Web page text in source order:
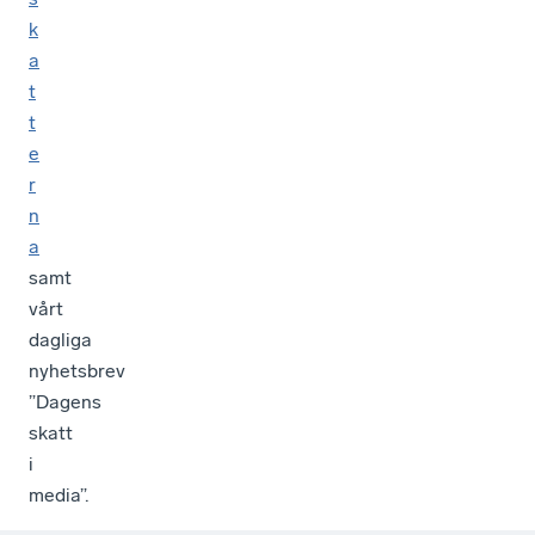
k
a
t
t
e
r
n
a
samt
vårt
dagliga
nyhetsbrev
”Dagens
skatt
i
media”.